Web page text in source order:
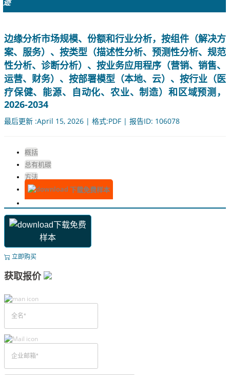
迹
边缘分析市场规模、份额和行业分析，按组件（解决方
案、服务）、按类型（描述性分析、预测性分析、规范
性分析、诊断分析）、按业务应用程序（营销、销售、
运营、财务）、按部署模型（本地、云）、按行业（医
疗保健、能源、自动化、农业、制造）和区域预测，
2026-2034
最后更新 :April 15, 2026 | 格式:PDF | 报告ID: 106078
概括
总有机碳
方法
下载免费样本
下载免费
样本
立即购买
获取报价